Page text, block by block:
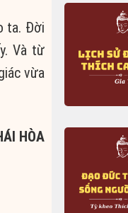
ta. Đời
Và từ
vừa
HÒA